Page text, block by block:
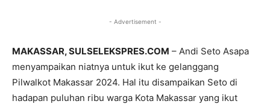
- Advertisement -
MAKASSAR, SULSELEKSPRES.COM – Andi Seto Asapa
menyampaikan niatnya untuk ikut ke gelanggang
Pilwalkot Makassar 2024. Hal itu disampaikan Seto di
hadapan puluhan ribu warga Kota Makassar yang ikut